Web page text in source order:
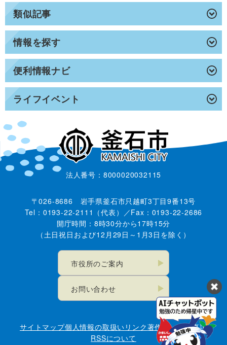
類似記事
情報を探す
便利情報ナビ
ライフイベント
法人番号：8000020032115
〒026-8686 岩手県釜石市只越町3丁目9番13号
Tel：0193-22-2111（代表）／Fax：0193-22-2686
開庁時間：8時30分から17時15分
（土日祝日および12月29日～1月3日を除く）
市役所のご案内
お問い合わせ
サイトマップ個人情報の取扱い リンク著作権・免責事項
RSSについて